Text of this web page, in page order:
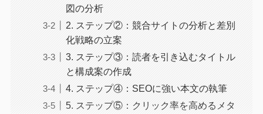
図の分析
2. ステップ②：競合サイトの分析と差別
化戦略の立案
3. ステップ③：読者を引き込むタイトル
と構成案の作成
4. ステップ④：SEOに強い本文の執筆
5. ステップ⑤：クリック率を高めるメタ